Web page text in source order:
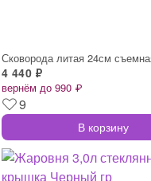
4 440 ₽
вернём до 990 ₽
9
В корзину